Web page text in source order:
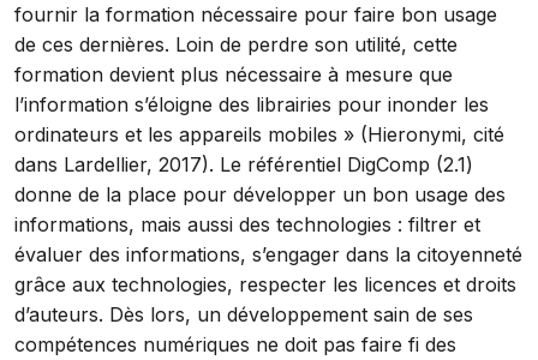
fournir la formation nécessaire pour faire bon usage
de ces dernières. Loin de perdre son utilité, cette
formation devient plus nécessaire à mesure que
l’information s’éloigne des librairies pour inonder les
ordinateurs et les appareils mobiles » (Hieronymi, cité
dans Lardellier, 2017). Le référentiel DigComp (2.1)
donne de la place pour développer un bon usage des
informations, mais aussi des technologies : filtrer et
évaluer des informations, s’engager dans la citoyenneté
grâce aux technologies, respecter les licences et droits
d’auteurs. Dès lors, un développement sain de ses
compétences numériques ne doit pas faire fi des